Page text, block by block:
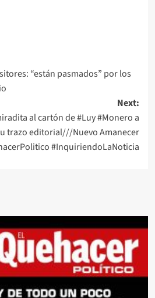
“están pasmados” por los
Next:
al cartón de #Luy #Monero a
trazo editorial///Nuevo Amanecer
#InquiriendoLaNoticia